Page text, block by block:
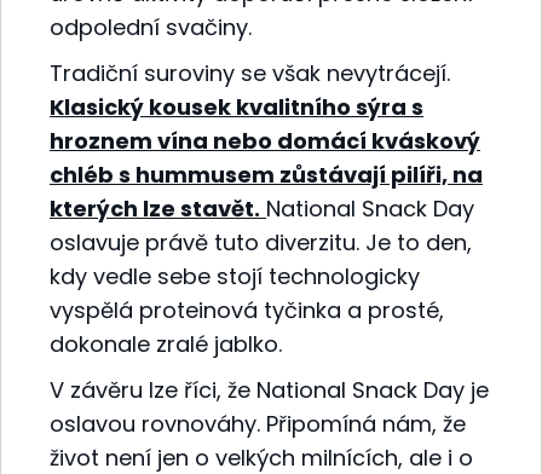
odpolední svačiny.
Tradiční suroviny se však nevytrácejí.
Klasický kousek kvalitního sýra s
hroznem vína nebo domácí kváskový
chléb s hummusem zůstávají pilíři, na
kterých lze stavět. National Snack Day
oslavuje právě tuto diverzitu. Je to den,
kdy vedle sebe stojí technologicky
vyspělá proteinová tyčinka a prosté,
dokonale zralé jablko.
V závěru lze říci, že National Snack Day je
oslavou rovnováhy. Připomíná nám, že
život není jen o velkých milnících, ale i o